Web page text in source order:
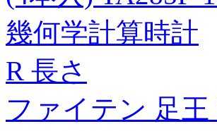
幾何学計算時計
R 長さ
ファイテン 足